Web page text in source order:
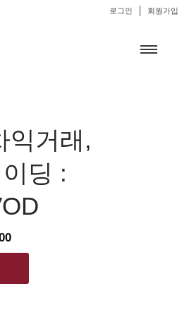
로그인 회원가입
익거래,
딩 :